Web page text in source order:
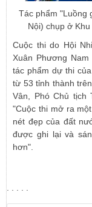
Tác phẩm "Luồng
Nội) chụp ở
Cuộc thi do Hội
Xuân Phương
tác phẩm dự thi
từ 53 tỉnh thành
Vân, Phó Chủ tịch
"Cuộc thi mở ra
nét đẹp của đất
được ghi lại và
hơn".